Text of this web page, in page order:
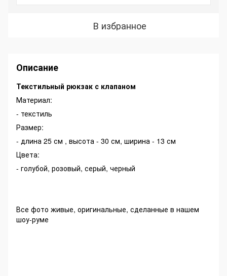
В избранное
Описание
Текстильный рюкзак с клапаном
Материал:
- текстиль
Размер:
- длина 25 см , высота - 30 см, ширина - 13 см
Цвета:
- голубой, розовый, серый, черный
Все фото живые, оригинальные, сделанные в нашем
шоу-руме